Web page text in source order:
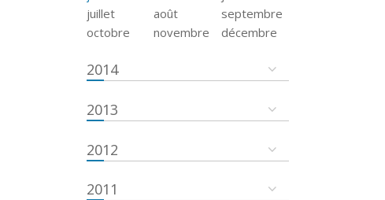
juillet
août
septembre
octobre
novembre décembre
2014
2013
2012
2011